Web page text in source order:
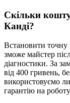
Скільки
Канді?
Встановити точну
зможе майстер
діагностики. За
від 400 гривень,
використовуємо
гарантію на